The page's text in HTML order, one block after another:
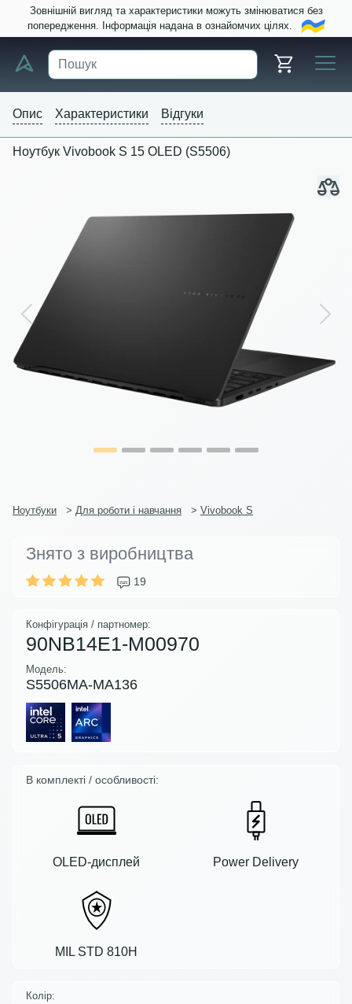
Зовнішній вигляд та характеристики можуть змінюватися без
попередження. Інформація надана в ознайомчих цілях.
Опис Характеристики Відгуки
Ноутбук Vivobook S 15 OLED (S5506)
Previous Next
Ноутбуки > Для роботи і навчання > Vivobook S
Знято з виробництва
19
Конфігурація / партномер:
90NB14E1-M00970
Модель:
S5506MA-MA136
В комплекті / особливості:
OLED-дисплей Power Delivery
MIL STD 810H
Колір: